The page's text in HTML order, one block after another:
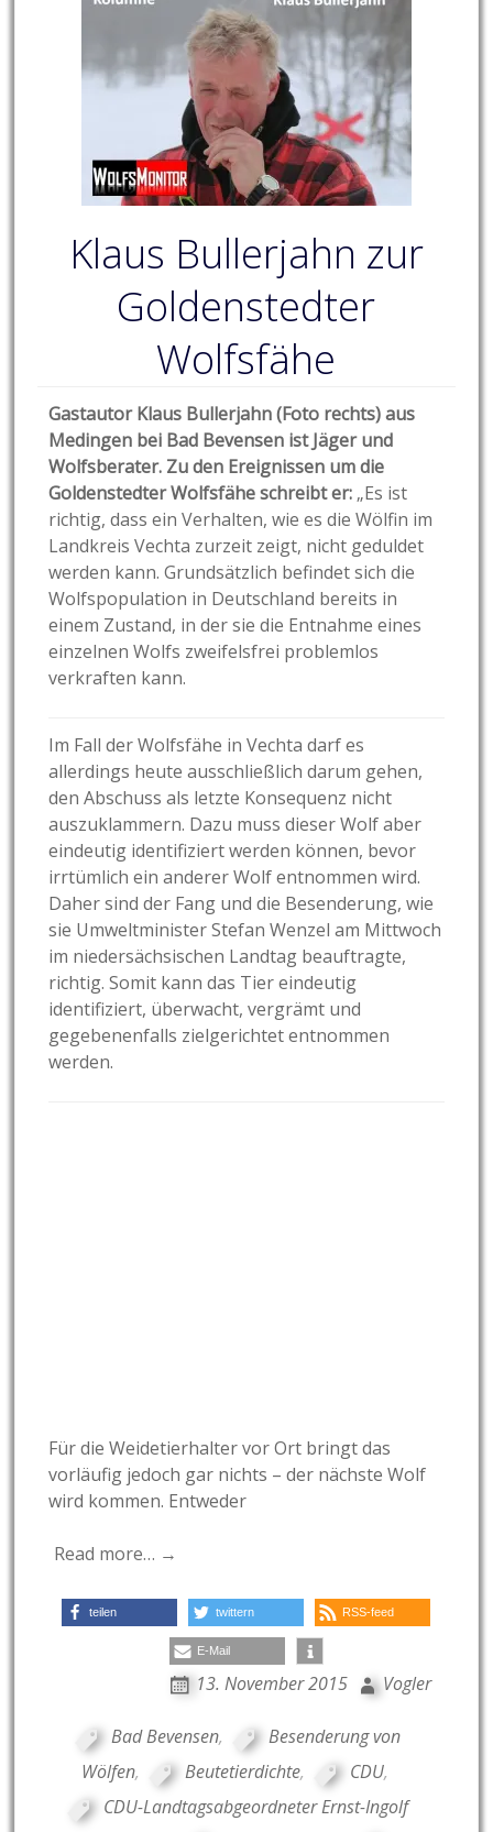
Klaus Bullerjahn zur
Goldenstedter
Wolfsfähe
Gastautor Klaus Bullerjahn (Foto rechts) aus
Medingen bei Bad Bevensen ist Jäger und
Wolfsberater. Zu den Ereignissen um die
Goldenstedter Wolfsfähe schreibt er: „Es ist
richtig, dass ein Verhalten, wie es die Wölfin im
Landkreis Vechta zurzeit zeigt, nicht geduldet
werden kann. Grundsätzlich befindet sich die
Wolfspopulation in Deutschland bereits in
einem Zustand, in der sie die Entnahme eines
einzelnen Wolfs zweifelsfrei problemlos
verkraften kann.
Im Fall der Wolfsfähe in Vechta darf es
allerdings heute ausschließlich darum gehen,
den Abschuss als letzte Konsequenz nicht
auszuklammern. Dazu muss dieser Wolf aber
eindeutig identifiziert werden können, bevor
irrtümlich ein anderer Wolf entnommen wird.
Daher sind der Fang und die Besenderung, wie
sie Umweltminister Stefan Wenzel am Mittwoch
im niedersächsischen Landtag beauftragte,
richtig. Somit kann das Tier eindeutig
identifiziert, überwacht, vergrämt und
gegebenenfalls zielgerichtet entnommen
werden.
Für die Weidetierhalter vor Ort bringt das
vorläufig jedoch gar nichts – der nächste Wolf
wird kommen. Entweder
Read more… →
teilen twittern RSS-feed
E-Mail
13. November 2015 Vogler
Bad Bevensen,
Besenderung von
Wölfen, Beutetierdichte, CDU,
CDU-Landtagsabgeordneter Ernst-Ingolf